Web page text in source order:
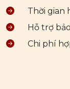
Thời gian
Hỗ trợ
Chi phí